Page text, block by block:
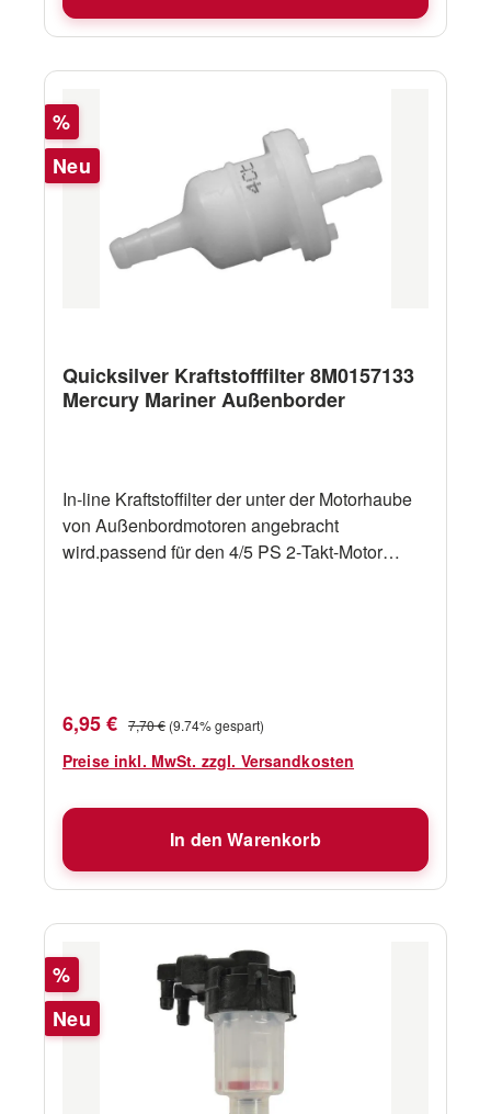
Rabatt
%
Neu
Quicksilver Kraftstofffilter 8M0157133
Mercury Mariner Außenborder
In‑line Kraftstoffilter der unter der Motorhaube
von Außenbordmotoren angebracht
wird.passend für den 4/5 PS 2‑Takt-Motor
Verkaufspreis:
6,95 € Regulärer Preis:
7,70 € (9.74% gespart)
Preise inkl. MwSt. zzgl. Versandkosten
In den Warenkorb
Rabatt
%
Neu